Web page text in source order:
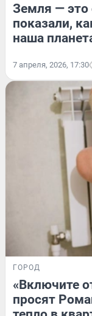
Земля — это
показали,
наша
7 апреля, 2026, 17:30
ГОРОД
«Включите
просят